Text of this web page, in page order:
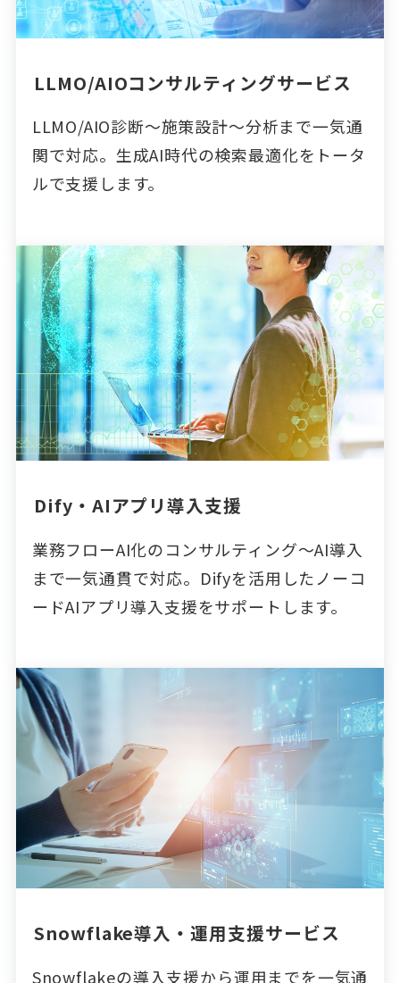
LLMO/AIOコンサルティングサービス
LLMO/AIO診断～施策設計～分析まで一気通
関で対応。生成AI時代の検索最適化をトータ
ルで支援します。
Dify・AIアプリ導入支援
業務フローAI化のコンサルティング～AI導入
まで一気通貫で対応。Difyを活用したノーコ
ードAIアプリ導入支援をサポートします。
Snowflake導入・運用支援サービス
Snowflakeの導入支援から運用までを一気通